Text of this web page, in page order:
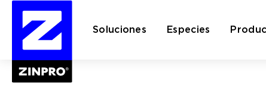
Soluciones Especies